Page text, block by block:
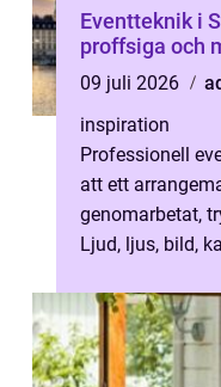
Eventteknik i
proffsiga och
09 juli 2026
inspiration
Professionell
att ett
genomarbetat,
Ljud, ljus, bild,